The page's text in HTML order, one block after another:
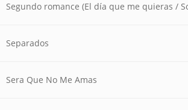
Separados
Sera Que No Me Amas